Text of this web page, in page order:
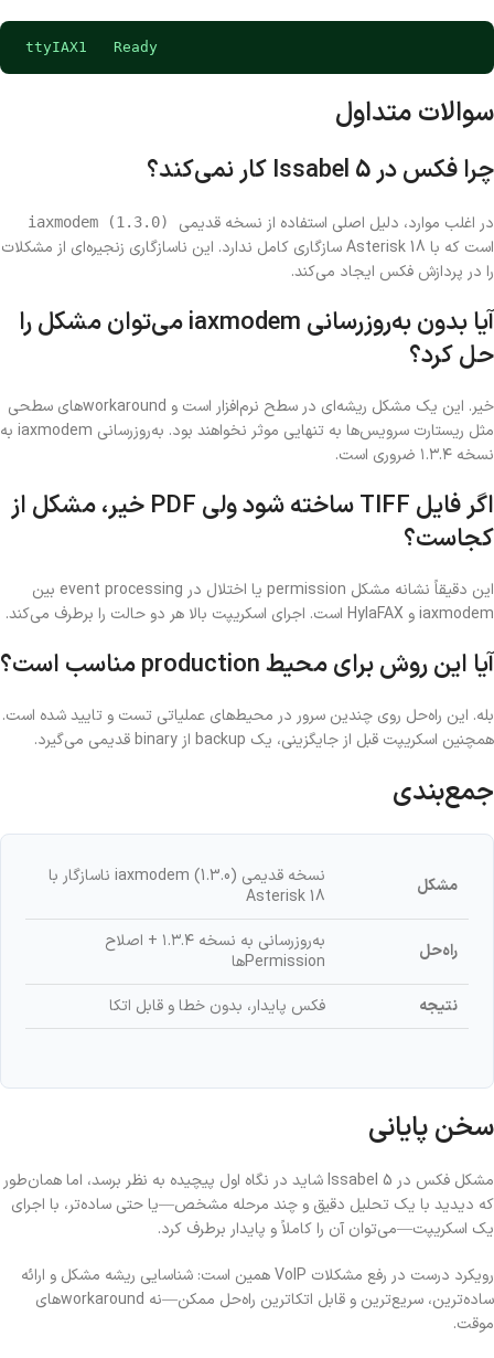
ttyIAX1   Ready
سوالات متداول
چرا فکس در Issabel 5 کار نمی‌کند؟
در اغلب موارد، دلیل اصلی استفاده از نسخه قدیمی iaxmodem (1.3.0)
است که با Asterisk 18 سازگاری کامل ندارد. این ناسازگاری زنجیره‌ای از مشکلات
را در پردازش فکس ایجاد می‌کند.
آیا بدون به‌روزرسانی iaxmodem می‌توان مشکل را
حل کرد؟
خیر. این یک مشکل ریشه‌ای در سطح نرم‌افزار است و workaroundهای سطحی
مثل ریستارت سرویس‌ها به تنهایی موثر نخواهند بود. به‌روزرسانی iaxmodem به
نسخه ۱.۳.۴ ضروری است.
اگر فایل TIFF ساخته شود ولی PDF خیر، مشکل از
کجاست؟
این دقیقاً نشانه مشکل permission یا اختلال در event processing بین
iaxmodem و HylaFAX است. اجرای اسکریپت بالا هر دو حالت را برطرف می‌کند.
آیا این روش برای محیط production مناسب است؟
بله. این راه‌حل روی چندین سرور در محیط‌های عملیاتی تست و تایید شده است.
همچنین اسکریپت قبل از جایگزینی، یک backup از binary قدیمی می‌گیرد.
جمع‌بندی
مشکل
نسخه قدیمی iaxmodem (1.3.0) ناسازگار با
Asterisk 18
راه‌حل
به‌روزرسانی به نسخه ۱.۳.۴ + اصلاح
Permissionها
نتیجه
فکس پایدار، بدون خطا و قابل اتکا
سخن پایانی
مشکل فکس در Issabel 5 شاید در نگاه اول پیچیده به نظر برسد، اما همان‌طور
که دیدید با یک تحلیل دقیق و چند مرحله مشخص—یا حتی ساده‌تر، با اجرای
یک اسکریپت—می‌توان آن را کاملاً و پایدار برطرف کرد.
رویکرد درست در رفع مشکلات VoIP همین است: شناسایی ریشه مشکل و ارائه
ساده‌ترین، سریع‌ترین و قابل اتکاترین راه‌حل ممکن—نه workaroundهای
موقت.